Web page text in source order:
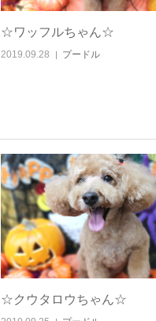
☆ワッフルちゃん☆
2019.09.28 プードル
☆クウタロウちゃん☆